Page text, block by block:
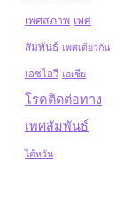
เพศสภาพ เพศ
สัมพันธ์ เพศเดียวกัน
เอชไอวี เอเชีย
โรคติดต่อทาง
เพศสัมพันธ์
ไต้หวัน